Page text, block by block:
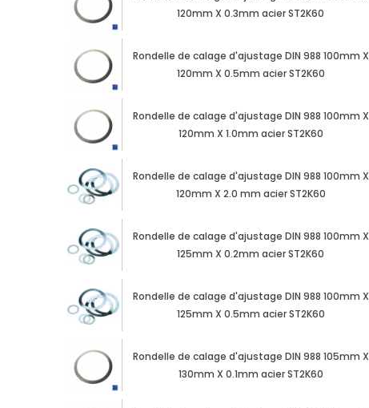
120mm X 0.3mm acier ST2K60
Rondelle de calage d'ajustage DIN 988 100mm X
120mm X 0.5mm acier ST2K60
Rondelle de calage d'ajustage DIN 988 100mm X
120mm X 1.0mm acier ST2K60
Rondelle de calage d'ajustage DIN 988 100mm X
120mm X 2.0 mm acier ST2K60
Rondelle de calage d'ajustage DIN 988 100mm X
125mm X 0.2mm acier ST2K60
Rondelle de calage d'ajustage DIN 988 100mm X
125mm X 0.5mm acier ST2K60
Rondelle de calage d'ajustage DIN 988 105mm X
130mm X 0.1mm acier ST2K60